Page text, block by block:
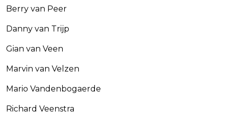
Berry van Peer
Danny van Trijp
Gian van Veen
Marvin van Velzen
Mario Vandenbogaerde
Richard Veenstra